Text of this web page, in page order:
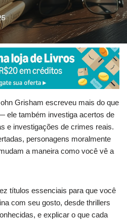
Grisham escreveu mais do que
ele também investiga acertos de
e investigações de crimes reais.
personagens moralmente
a maneira como você vê a
títulos essenciais para que você
com seu gosto, desde thrillers
e explicar o que cada